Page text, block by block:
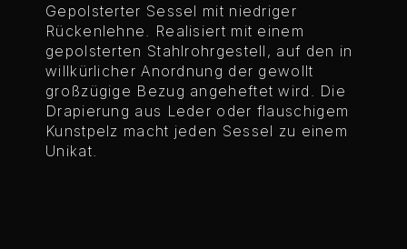
Gepolsterter Sessel mit niedriger
Rückenlehne. Realisiert mit einem
gepolsterten Stahlrohrgestell, auf den in
willkürlicher Anordnung der gewollt
großzügige Bezug angeheftet wird. Die
Drapierung aus Leder oder flauschigem
Kunstpelz macht jeden Sessel zu einem
Unikat.